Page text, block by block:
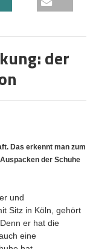
der
Das erkennt man zum
der Schuhe
und
Sitz in Köln, gehört
er hat die
eine